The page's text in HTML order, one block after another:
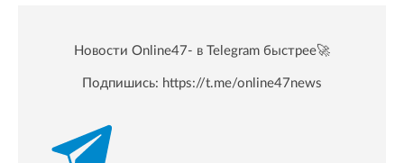
Новости Online47- в Telegram быстрее🚀
Подпишись: https://t.me/online47news